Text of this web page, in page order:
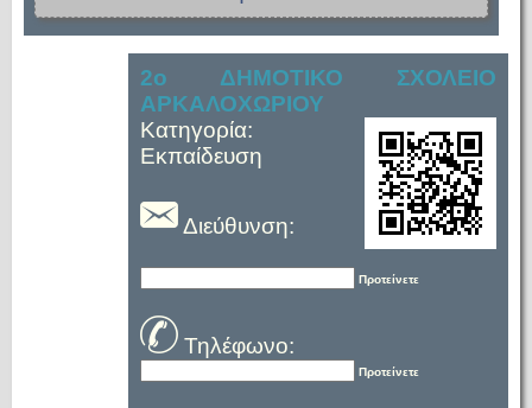
2ο ΔΗΜΟΤΙΚΟ ΣΧΟΛΕΙΟ
ΑΡΚΑΛΟΧΩΡΙΟΥ
Κατηγορία:
Εκπαίδευση
Διεύθυνση:
Προτείνετε
Τηλέφωνο:
Προτείνετε